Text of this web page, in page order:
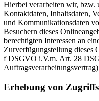
Hierbei verarbeiten wir, bzw.
Kontaktdaten, Inhaltsdaten,
und Kommunikationsdaten
Besuchern dieses
berechtigten Interessen an
Zurverfügungstellung dieses
f DSGVO i.V.m. Art. 28
Erhebung von